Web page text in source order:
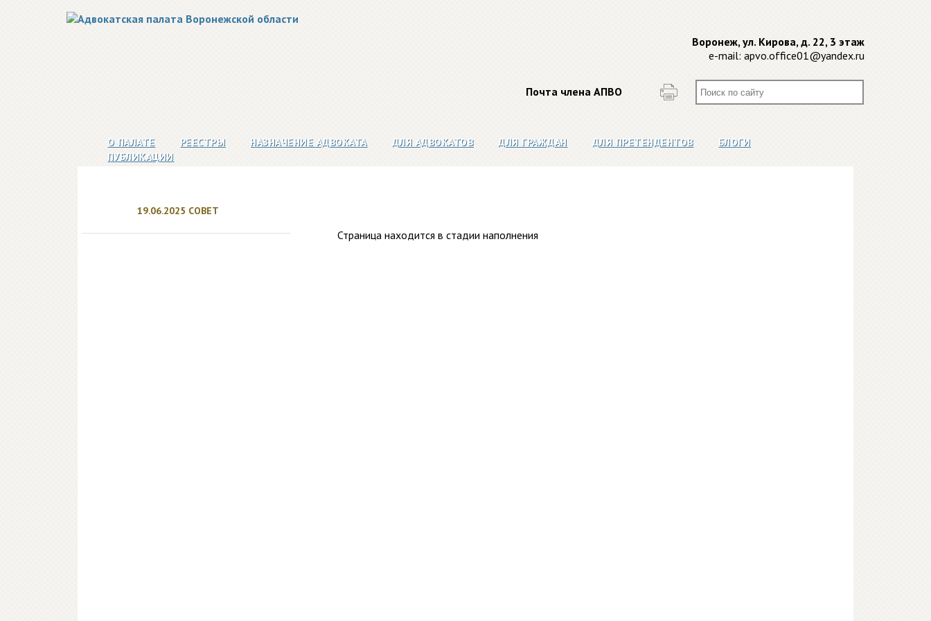
Воронеж, ул. Кирова, д. 22, 3 этаж
e-mail: apvo.office01@yandex.ru
Почта члена АПВО
О ПАЛАТЕ РЕЕСТРЫ НАЗНАЧЕНИЕ АДВОКАТА ДЛЯ АДВОКАТОВ ДЛЯ ГРАЖДАН ДЛЯ ПРЕТЕНДЕНТОВ
БЛОГИ
ПУБЛИКАЦИИ
19.06.2025 СОВЕТ
Страница находится в стадии наполнения